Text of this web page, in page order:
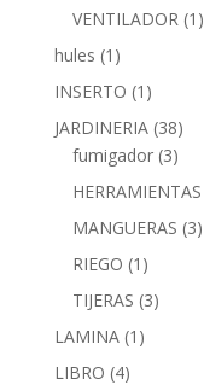
VENTILADOR (1)
hules (1)
INSERTO (1)
JARDINERIA (38)
fumigador (3)
HERRAMIENTAS
MANGUERAS (3)
RIEGO (1)
TIJERAS (3)
LAMINA (1)
LIBRO (4)